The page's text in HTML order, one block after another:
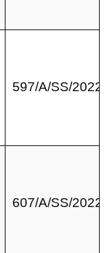
597/A/SS/2022
607/A/SS/2022